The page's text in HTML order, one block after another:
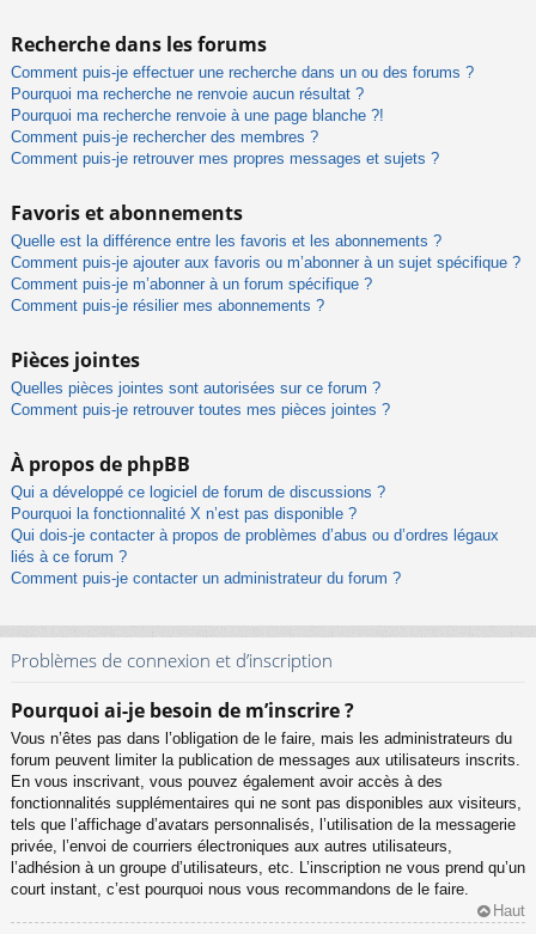
Recherche dans les forums
Comment puis-je effectuer une recherche dans un ou des forums ?
Pourquoi ma recherche ne renvoie aucun résultat ?
Pourquoi ma recherche renvoie à une page blanche ?!
Comment puis-je rechercher des membres ?
Comment puis-je retrouver mes propres messages et sujets ?
Favoris et abonnements
Quelle est la différence entre les favoris et les abonnements ?
Comment puis-je ajouter aux favoris ou m’abonner à un sujet spécifique ?
Comment puis-je m’abonner à un forum spécifique ?
Comment puis-je résilier mes abonnements ?
Pièces jointes
Quelles pièces jointes sont autorisées sur ce forum ?
Comment puis-je retrouver toutes mes pièces jointes ?
À propos de phpBB
Qui a développé ce logiciel de forum de discussions ?
Pourquoi la fonctionnalité X n’est pas disponible ?
Qui dois-je contacter à propos de problèmes d’abus ou d’ordres légaux
liés à ce forum ?
Comment puis-je contacter un administrateur du forum ?
Problèmes de connexion et d’inscription
Pourquoi ai-je besoin de m’inscrire ?
Vous n’êtes pas dans l’obligation de le faire, mais les administrateurs du
forum peuvent limiter la publication de messages aux utilisateurs inscrits.
En vous inscrivant, vous pouvez également avoir accès à des
fonctionnalités supplémentaires qui ne sont pas disponibles aux visiteurs,
tels que l’affichage d’avatars personnalisés, l’utilisation de la messagerie
privée, l’envoi de courriers électroniques aux autres utilisateurs,
l’adhésion à un groupe d’utilisateurs, etc. L’inscription ne vous prend qu’un
court instant, c’est pourquoi nous vous recommandons de le faire.
Haut